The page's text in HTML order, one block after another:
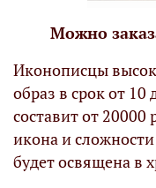
Можно
Иконописцы
образ в срок от
составит от 20000
икона и
будет освящена в